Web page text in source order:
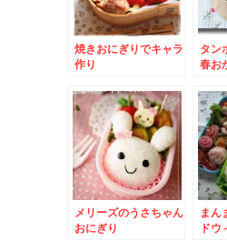
焼きおにぎりでキャラ
作り
タン
春お
メリーズのうさちゃん
おにぎり
まん
ドウ